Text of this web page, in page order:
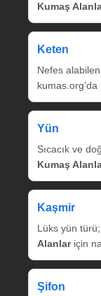
Kumaş
Keten
Nefes
kumas.org’da
Yün
Sıcacık ve
Kumaş
Kaşmir
Lüks yün
Alanlariçin
Şifon